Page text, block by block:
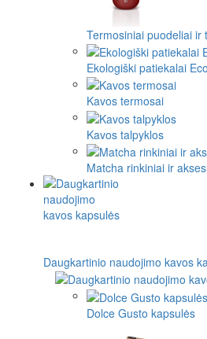
Termosiniai puodeliai ir
Ekologiški patiekalai
Kavos termosai
Kavos talpyklos
Matcha rinkiniai ir
Daugkartinio naudojimo kavos
Dolce Gusto kapsulės